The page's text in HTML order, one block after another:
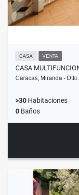
CASA VENTA
CASA
Caracas, Miranda -
>30 Habitaciones
0 Baños